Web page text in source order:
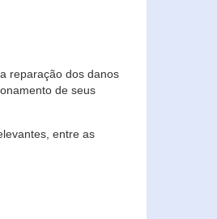
reparação dos danos
de seus
entre as